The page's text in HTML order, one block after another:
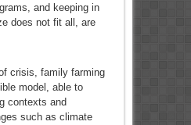
and keeping in
does not fit all, are
crisis, family farming
model, able to
contexts and
such as climate